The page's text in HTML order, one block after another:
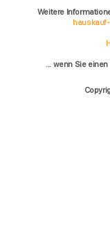
Weitere
... wenn Sie